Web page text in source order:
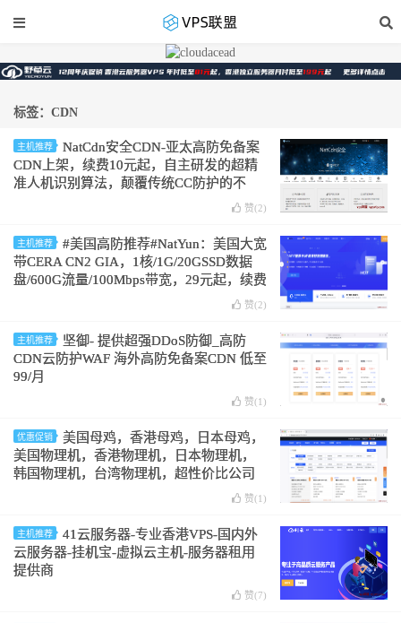
标签：CDN
主机推荐
NatCdn安全CDN-亚太高防免备案
CDN上架，续费10元起，自主研发的超精
准人机识别算法，颠覆传统CC防护的不
赞(2)
主机推荐
#美国高防推荐#NatYun：美国大宽
带CERA CN2 GIA，1核/1G/20GSSD数据
盘/600G流量/100Mbps带宽，29元起，续费
赞(2)
主机推荐
坚御- 提供超强DDoS防御_高防
CDN云防护WAF 海外高防免备案CDN 低至
99/月
赞(1 )
优惠促销
美国母鸡，香港母鸡，日本母鸡，
美国物理机，香港物理机，日本物理机，
韩国物理机，台湾物理机，超性价比公司
自营一手价格美丽！爱用云-服务器租用赞(1 )
主机推荐
41云服务器-专业香港VPS-国内外
云服务器-挂机宝-虚拟云主机-服务器租用
提供商
赞(7)